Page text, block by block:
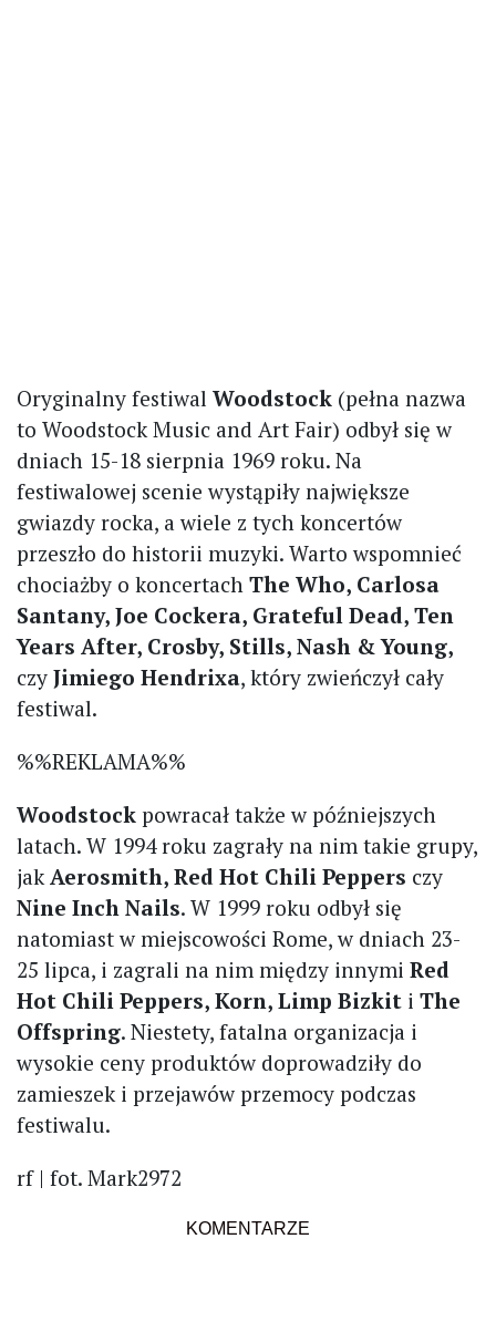
Oryginalny festiwal Woodstock (pełna nazwa
to Woodstock Music and Art Fair) odbył się w
dniach 15-18 sierpnia 1969 roku. Na
festiwalowej scenie wystąpiły największe
gwiazdy rocka, a wiele z tych koncertów
przeszło do historii muzyki. Warto wspomnieć
chociażby o koncertach The Who, Carlosa
Santany, Joe Cockera, Grateful Dead, Ten
Years After, Crosby, Stills, Nash & Young,
czy Jimiego Hendrixa, który zwieńczył cały
festiwal.
%%REKLAMA%%
Woodstock powracał także w późniejszych
latach. W 1994 roku zagrały na nim takie grupy,
jakAerosmith, Red Hot Chili Peppers czy
Nine Inch Nails. W 1999 roku odbył się
natomiast w miejscowości Rome, w dniach 23-
25 lipca, i zagrali na nim między innymi Red
Hot Chili Peppers, Korn, Limp Bizkit i The
Offspring. Niestety, fatalna organizacja i
wysokie ceny produktów doprowadziły do
zamieszek i przejawów przemocy podczas
festiwalu.
rf | fot. Mark2972
KOMENTARZE